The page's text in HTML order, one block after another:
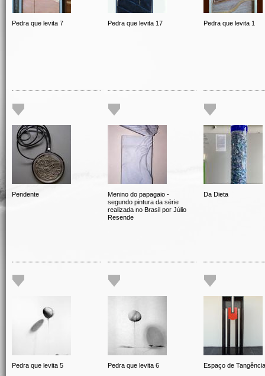
Pedra que levita 7 Pedra que levita 17 Pedra que levita 1
Pendente
Menino do papagaio -
segundo pintura da série
realizada no Brasil por Júlio
Resende
Da Dieta
Pedra que levita 5 Pedra que levita 6 Espaço de Tangência